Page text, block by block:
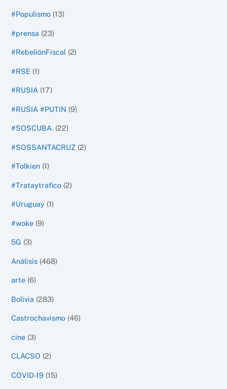
#Populismo (13)
#prensa (23)
#RebeliónFiscal (2)
#RSE (1)
#RUSIA (17)
#RUSIA #PUTIN (9)
#SOSCUBA. (22)
#SOSSANTACRUZ (2)
#Tolkien (1)
#Trataytrafico (2)
#Uruguay (1)
#woke (9)
5G (3)
Análisis (468)
arte (6)
Bolivia (283)
Castrochavismo (46)
cine (3)
CLACSO (2)
COVID-19 (15)